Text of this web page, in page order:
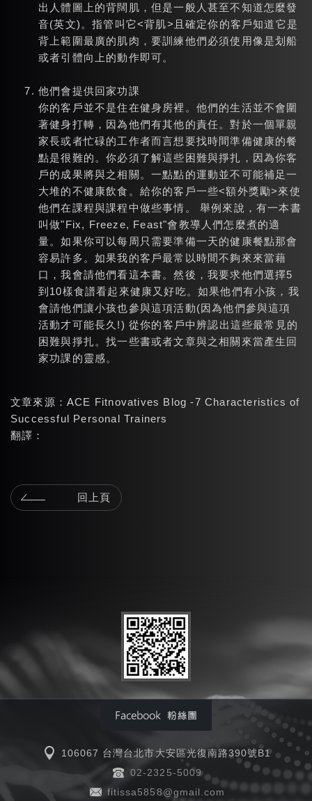
出人體圖上的背闊肌，但是一般人甚至不知道怎麼發
音(英文)。指管叫它<背肌>且確定你的客戶知道它是
背上範圍最廣的肌肉，要訓練他們必須使用像是划船
或者引體向上的動作即可。
他們會提供回家功課
你的客戶並不是住在健身房裡。他們的生活並不會圍
著健身打轉，因為他們有其他的責任。對於一個單親
家長或者忙碌的工作者而言想要找時間準備健康的餐
點是很難的。你必須了解這些困難與掙扎，因為你客
戶的成果將與之相關。一點點的運動並不可能補足一
大堆的不健康飲食。給你的客戶一些<額外獎勵>來使
他們在課程與課程中做些事情。 舉例來說，有一本書
叫做"Fix, Freeze, Feast"會教導人們怎麼煮的適
量。如果你可以每周只需要準備一天的健康餐點那會
容易許多。如果我的客戶最常以時間不夠來來當藉
口，我會請他們看這本書。然後，我要求他們選擇5
到10樣食譜看起來健康又好吃。如果他們有小孩，我
會請他們讓小孩也參與這項活動(因為他們參與這項
活動才可能長久!) 從你的客戶中辨認出這些最常見的
困難與掙扎。找一些書或者文章與之相關來當產生回
家功課的靈感。
文章來源： ACE Fitnovatives Blog -7 Characteristics of
Successful Personal Trainers
翻譯：
回上頁
106067 台灣台北市大安區光復南路390號B1
02-2325-5009
fitissa5858@gmail.com